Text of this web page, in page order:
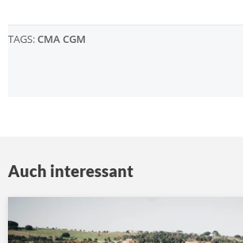
TAGS:CMA CGM
Auch interessant